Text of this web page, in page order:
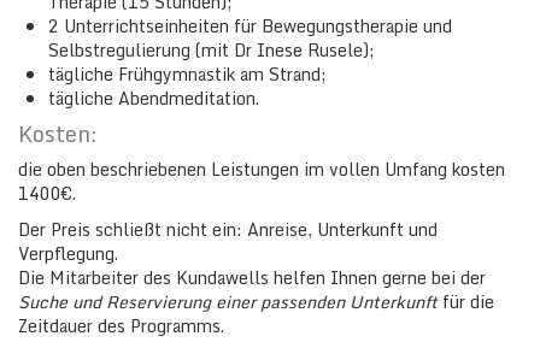
2 Unterrichtseinheiten für Bewegungstherapie und
Selbstregulierung (mit Dr Inese Rusele);
tägliche Frühgymnastik am Strand;
tägliche Abendmeditation.
Kosten:
die oben beschriebenen Leistungen im vollen Umfang kosten
1400€.
Der Preis schließt nicht ein: Anreise, Unterkunft und
Verpflegung.
Die Mitarbeiter des Kundawells helfen Ihnen gerne bei der
Suche und Reservierung einer passenden Unterkunftfür die
Zeitdauer des Programms.